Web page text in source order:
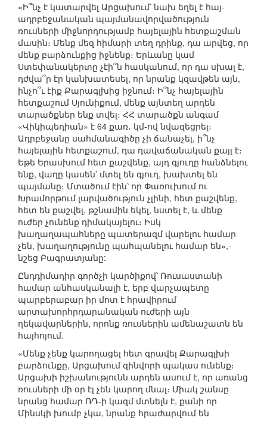
«Ի՞նչ է կատարվել Արցախում՝ նախ եղել է հայ-
ադրբեջանական պայմանավորվածություն
ռուսների միջնորդությամբ հայելային հետքաշման
մասին։ Մենք մեզ հիմարի տեղ դրինք, դա արվեց, որ
մենք բարձունքից իջնենք։ Երևանը կամ
Ստեփանակերտը չէի՞ն հասկանում, որ դա սխալ է,
դժվա՞ր էր կանխատեսել, որ նրանք կզավթեն այն,
ինչո՞ւ էիք Քարագլխից իջնում։ Ի՞նչ հայելային
հետքաշում Սյունիքում, մենք այնտեղ արդեն
տարածքներ ենք տվել։ ՀՀ տարածքն անգամ
«Վիկիպեդիան» է 64 քառ․ կմ-ով նվազեցրել։
Ադրբեջանը սահմանագիծը չի ճանաչել, ի՞նչ
հայելային հետքաշում, դա դավաճանական քայլ է։
Եթե Երասխում հետ քաշվենք, այդ գյուղը հանձնելու
ենք, վաղը կասեն՝ մտել են գյուղ, խախտել են
պայմանը։ Մտածում էին՝ որ Փառուխում ու
Խրամորթում լարվածություն չլինի, հետ քաշվենք,
հետ են քաշվել, թշնամին եկել, նստել է, և մենք
ուժեր չունենք դիմակայելու։ Իսկ
խաղաղապահները պատերազմ վարելու համար
չեն, խաղաղությունը պահպանելու համար են»,-
նշեց Բագրատյանը:
Ընդդիմադիր գործչի կարծիքով՝ Ռուսաստանի
համար անհասկանալի է, երբ վարչապետը
պարբերաբար իր մոտ է հրավիրում
արտախորհրդարանական ուժերի այն
ղեկավարներին, որոնք ռուսներին ամենաշատն են
հայհոյում.
«Մենք չենք կարողացել հետ գրավել Քարագլխի
բարձունքը, Արցախում զինվորի պակաս ունենք։
Արցախի իշխանությունն արդեն ասում է, որ առանց
ռուսների մի օր էլ չեն կարող մնալ։ Միակ շանսը
նրանց համար ՌԴ-ի կազմ մտնելն է, քանի որ
Մինսկի խումբ չկա, նրանք հրաժարվում են